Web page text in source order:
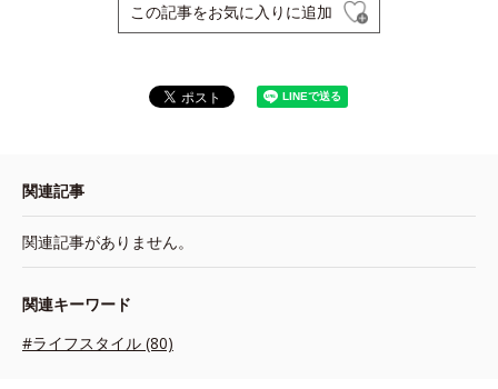
この記事をお気に入りに追加
関連記事
関連記事がありません。
関連キーワード
#ライフスタイル (80)